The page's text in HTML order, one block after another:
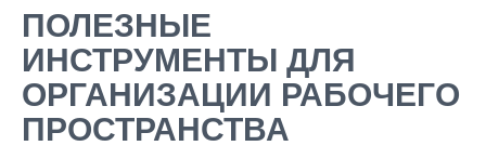
ПОЛЕЗНЫЕ
ИНСТРУМЕНТЫ ДЛЯ
ОРГАНИЗАЦИИ РАБОЧЕГО
ПРОСТРАНСТВА